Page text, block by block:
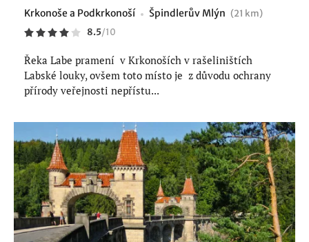
Krkonoše a Podkrkonoší Špindlerův Mlýn (21 km)
8.5/10
Řeka Labe pramení v Krkonoších v rašeliništích
Labské louky, ovšem toto místo je z důvodu ochrany
přírody veřejnosti nepřístu...